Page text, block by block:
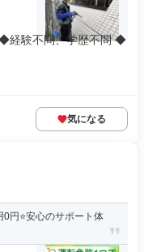
経験不問、学歴不問 ◆
気になる
円⭐️安心のサポート体